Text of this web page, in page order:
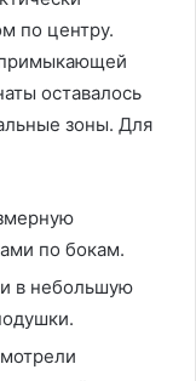
по центру.
примыкающей
оставалось
зоны. Для
по бокам.
в небольшую